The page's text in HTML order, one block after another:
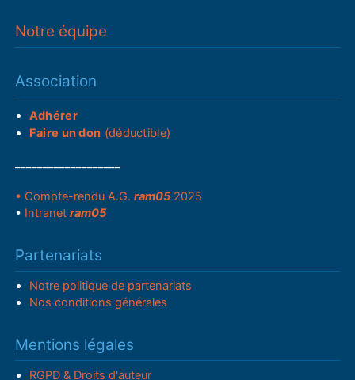
Notre équipe
Association
Adhérer
Faire un don (déductible)
• Compte-rendu A.G.ram05 2025
• Intranetram05
Partenariats
Notre politique de partenariats
Nos conditions générales
Mentions légales
RGPD & Droits d'auteur